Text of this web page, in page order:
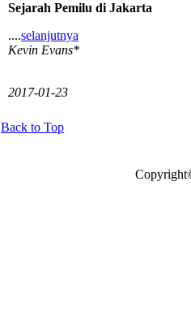
Sejarah Pemilu di Jakarta
....selanjutnya
Kevin Evans*
2017-01-23
Back to Top